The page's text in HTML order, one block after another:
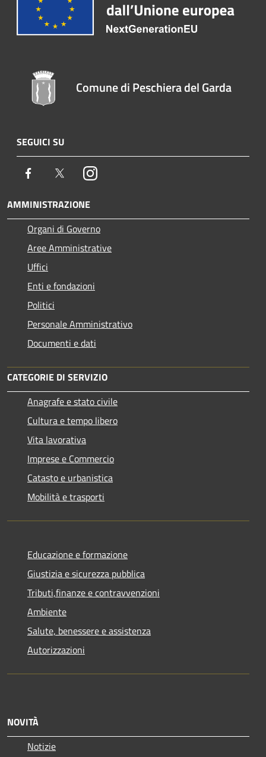
Comune di Peschiera del Garda
SEGUICI SU
Facebook TwitterInstagram
AMMINISTRAZIONE
Organi di Governo
Aree Amministrative
Uffici
Enti e fondazioni
Politici
Personale Amministrativo
Documenti e dati
CATEGORIE DI SERVIZIO
Anagrafe e stato civile
Cultura e tempo libero
Vita lavorativa
Imprese e Commercio
Catasto e urbanistica
Mobilità e trasporti
Educazione e formazione
Giustizia e sicurezza pubblica
Tributi,finanze e contravvenzioni
Ambiente
Salute, benessere e assistenza
Autorizzazioni
NOVITÀ
Notizie